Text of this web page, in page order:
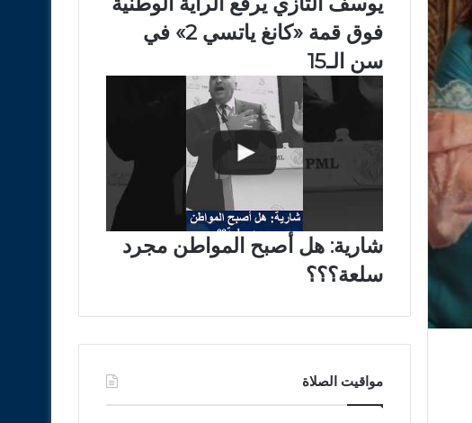
فوق قمة «كانغ ياتسي 2» في
سن الـ15
شارية: هل أصبح المواطن مجرد
سلعة؟؟؟
مواقيت الصلاة